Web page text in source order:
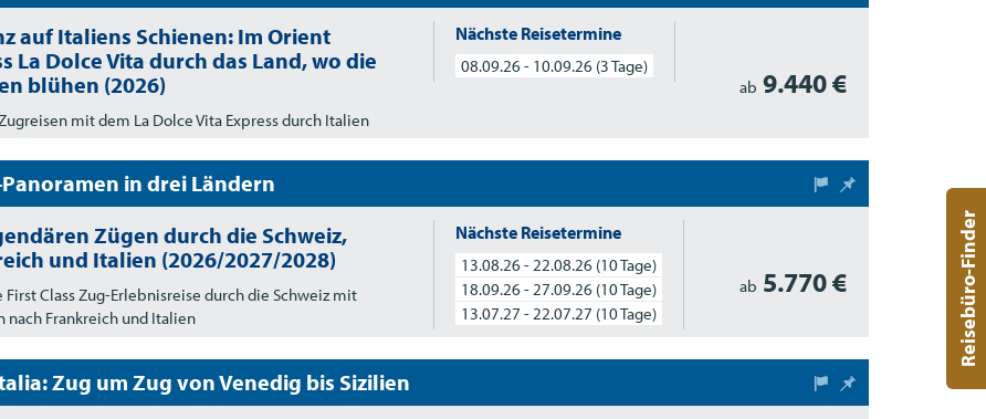
auf Italiens Schienen: Im Orient
La Dolce Vita durch das Land, wo die
blühen (2026)
mit dem La Dolce Vita Express durch Italien
ab 9.440 €
Nächste Reisetermine
08.09.26 - 10.09.26 (3 Tage)
in drei Ländern
Zügen durch die Schweiz,
und Italien (2026/2027/2028)
First Class Zug-Erlebnisreise durch die Schweiz mit
nach Frankreich und Italien
ab 5.770 €
Nächste Reisetermine
13.08.26 - 22.08.26 (10 Tage)
18.09.26 - 27.09.26 (10 Tage)
13.07.27 - 22.07.27 (10 Tage)
Zug um Zug von Venedig bis Sizilien
Reisebüro-Finder